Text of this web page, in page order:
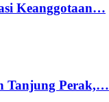
Keanggotaan…
Tanjung Perak,…